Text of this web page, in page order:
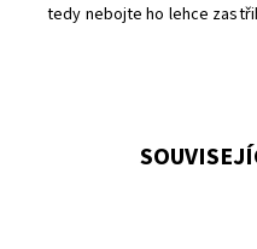
tedy nebojte ho lehce